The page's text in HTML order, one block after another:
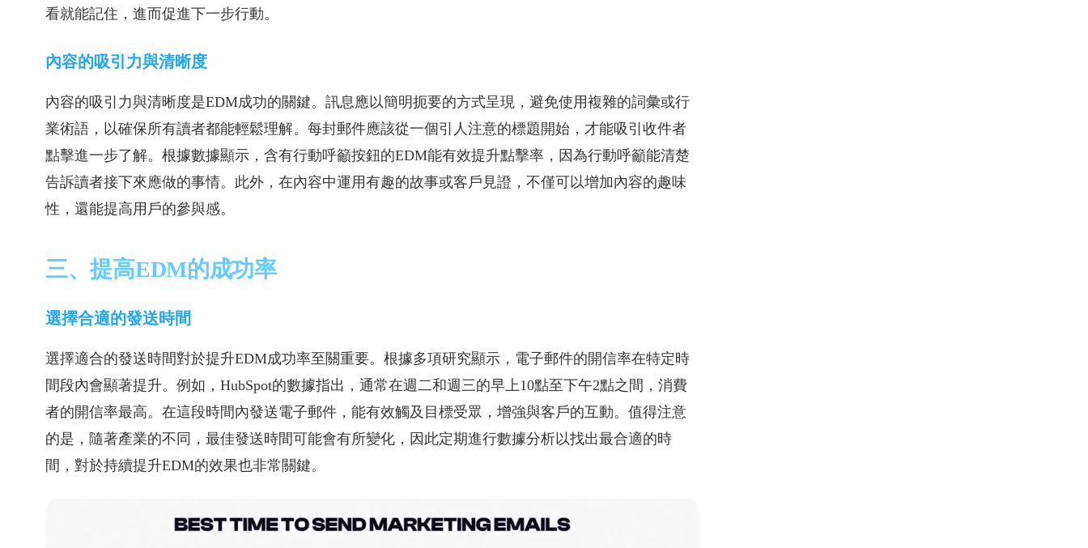
看就能記住，進而促進下一步行動。
內容的吸引力與清晰度
內容的吸引力與清晰度是EDM成功的關鍵。訊息應以簡明扼要的方式呈現，避免使用複雜的詞彙或行
業術語，以確保所有讀者都能輕鬆理解。每封郵件應該從一個引人注意的標題開始，才能吸引收件者
點擊進一步了解。根據數據顯示，含有行動呼籲按鈕的EDM能有效提升點擊率，因為行動呼籲能清楚
告訴讀者接下來應做的事情。此外，在內容中運用有趣的故事或客戶見證，不僅可以增加內容的趣味
性，還能提高用戶的參與感。
三、提高EDM的成功率
選擇合適的發送時間
選擇適合的發送時間對於提升EDM成功率至關重要。根據多項研究顯示，電子郵件的開信率在特定時
間段內會顯著提升。例如，HubSpot的數據指出，通常在週二和週三的早上10點至下午2點之間，消費
者的開信率最高。在這段時間內發送電子郵件，能有效觸及目標受眾，增強與客戶的互動。值得注意
的是，隨著產業的不同，最佳發送時間可能會有所變化，因此定期進行數據分析以找出最合適的時
間，對於持續提升EDM的效果也非常關鍵。